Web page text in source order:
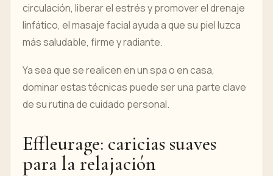
circulación, liberar el estrés y promover el drenaje
linfático, el masaje facial ayuda a que su piel luzca
más saludable, firme y radiante.
Ya sea que se realicen en un spa o en casa,
dominar estas técnicas puede ser una parte clave
de su rutina de cuidado personal.
Effleurage: caricias suaves
para la relajación